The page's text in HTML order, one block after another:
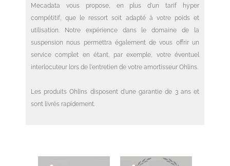
Mecadata vous propose, en plus d'un tarif hyper
compétitif, que le ressort soit adapté à votre poids et
utilisation. Notre expérience dans le domaine de la
suspension nous permettra également de vous offrir un
service complet en étant, par exemple, votre éventuel
interlocuteur lors de l'entretien de votre amortisseur Ohlins.
Les produits Ohlins disposent d'une garantie de 3 ans et
sont livrés rapidement.